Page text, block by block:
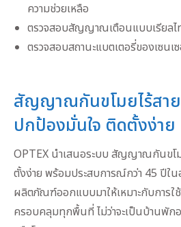
ความช่วยเหลือ
ตรวจสอบสัญญาณเตือนแบบเรียลไ
ตรวจสอบสถานะแบตเตอรี่ของเซนเซ
สัญญาณกันขโมยไร้สาย
ปกป้องมั่นใจ ติดตั้งง่าย
OPTEX นำเสนอระบบ สัญญาณกันขโม
ตั้งง่าย พร้อมประสบการณ์กว่า 45 ปีใ
ผลิตภัณฑ์ออกแบบมาให้เหมาะกับการใ
ครอบคลุมทุกพื้นที่ ไม่ว่าจะเป็นบ้านพัก